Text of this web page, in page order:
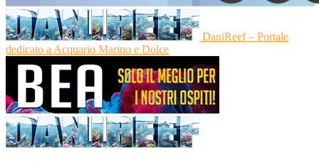
DaniReef – Portale
dedicato a Acquario Marino e Dolce